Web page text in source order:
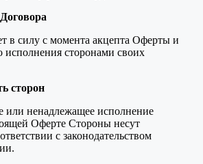
в силу с момента акцепта Оферты и
исполнения сторонами своих
сторон
или ненадлежащее исполнение
Оферте Стороны несут
с законодательством